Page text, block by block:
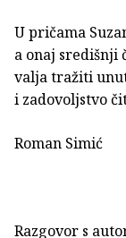
U pričama
a onaj središnji
valja tražiti
i zadovoljstvo
Roman Simić
Razgovor s